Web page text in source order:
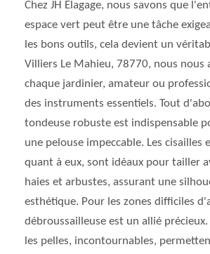
Chez JH Elagage, nous savons que
espace vert peut être une tâche
les bons outils, cela devient un
Villiers Le Mahieu, 78770, nous nous
chaque jardinier, amateur ou
des instruments essentiels. Tout
tondeuse robuste est indispensable
une pelouse impeccable. Les cisailles
quant à eux, sont idéaux pour tailler
haies et arbustes, assurant une
esthétique. Pour les zones difficiles
débroussailleuse est un allié
les pelles, incontournables,